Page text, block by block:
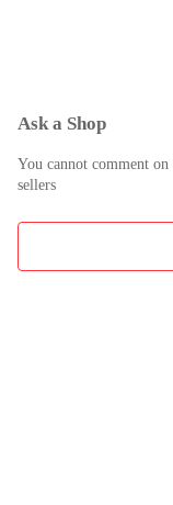
Ask a Shop
You cannot comment on
sellers